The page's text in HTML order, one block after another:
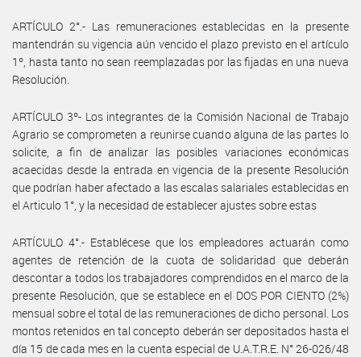
ARTÍCULO 2°.- Las remuneraciones establecidas en la presente
mantendrán su vigencia aún vencido el plazo previsto en el artículo
1º, hasta tanto no sean reemplazadas por las fijadas en una nueva
Resolución.
ARTÍCULO 3º- Los integrantes de la Comisión Nacional de Trabajo
Agrario se comprometen a reunirse cuando alguna de las partes lo
solicite, a fin de analizar las posibles variaciones económicas
acaecidas desde la entrada en vigencia de la presente Resolución
que podrían haber afectado a las escalas salariales establecidas en
el Articulo 1°, y la necesidad de establecer ajustes sobre estas
ARTÍCULO 4°.- Establécese que los empleadores actuarán como
agentes de retención de la cuota de solidaridad que deberán
descontar a todos los trabajadores comprendidos en el marco de la
presente Resolución, que se establece en el DOS POR CIENTO (2%)
mensual sobre el total de las remuneraciones de dicho personal. Los
montos retenidos en tal concepto deberán ser depositados hasta el
día 15 de cada mes en la cuenta especial de U.A.T.R.E. N° 26-026/48